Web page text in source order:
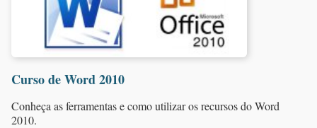
Curso de Word 2010
Conheça as ferramentas e como utilizar os recursos do Word
2010.